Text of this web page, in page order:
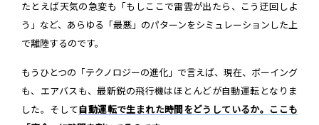
たとえば天気の急変も「もしここで雷雲が出たら、こう迂回しよ
う」など、あらゆる「最悪」のパターンをシミュレーションした上
で離陸するのです。
もうひとつの「テクノロジーの進化」で言えば、現在、ボーイング
も、エアバスも、最新鋭の飛行機はほとんどが自動運転となりま
した。そして自動運転で生まれた時間をどうしているか。ここも